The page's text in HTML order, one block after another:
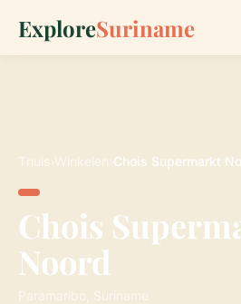
ExploreSuriname
Thuis Winkelen Chois Supermarkt
Chois
Noord
Paramaribo, Suriname